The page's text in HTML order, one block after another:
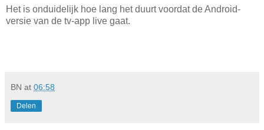
Het is onduidelijk hoe lang het duurt voordat de Android-
versie van de tv-app live gaat.
BN at 06:58
Delen